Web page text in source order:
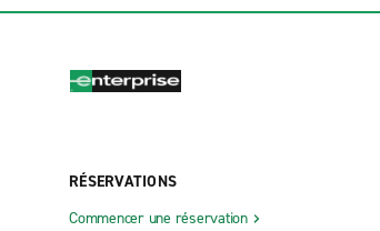
RÉSERVATIONS
Commencer une réservation